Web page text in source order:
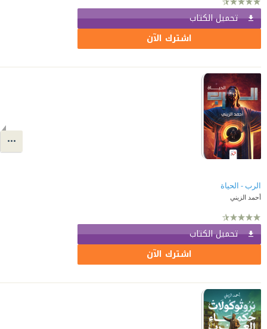
تحميل الكتاب
اشترك الآن
الرب - الحياة
أحمد الزيني
تحميل الكتاب
اشترك الآن